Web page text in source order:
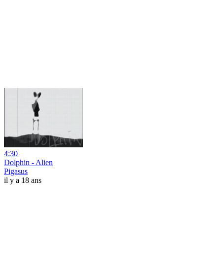
4:30
Dolphin - Alien
Pigasus
il y a 18 ans